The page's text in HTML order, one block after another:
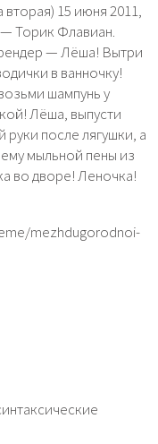
15 июня 2011,
Торик Флавиан.
— Лёша! Вытри
в ванночку!
шампунь у
Лёша, выпусти
руки после лягушки, а
мыльной пены из
во дворе! Леночка!
mezhdugorodnoi-